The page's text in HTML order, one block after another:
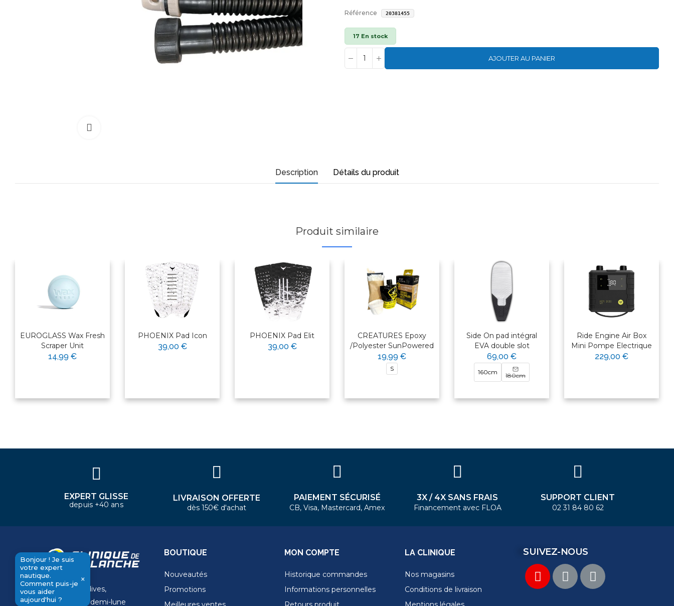
Référence 20381455
17 En stock
AJOUTER AU PANIER
Description Détails du produit
Produit similaire
EUROGLASS Wax Fresh
Scraper Unit
14,99 €
PHOENIX Pad Icon
39,00 €
PHOENIX Pad Elit
39,00 €
CREATURES Epoxy
/Polyester SunPowered
19,99 €
S
Side On pad intégral
EVA double slot
69,00 €
160cm 180cm
Ride Engine Air Box
Mini Pompe Electrique
229,00 €
Bonjour ! Je suis votre expert
send
Bonjour ! Je suis
votre expert
nautique.
Comment puis-je
vous aider
aujourd'hui ?
×
EXPERT GLISSE
depuis +40 ans
LIVRAISON OFFERTE
dès 150€ d'achat
PAIEMENT SÉCURISÉ
CB, Visa, Mastercard, Amex
3X / 4X SANS FRAIS
Financement avec FLOA
SUPPORT CLIENT
02 31 84 80 62
11 Rue de la dives,
4 Place de la demi-lune
BOUTIQUE
Nouveautés
Promotions
MON COMPTE
Historique commandes
Informations personnelles
LA CLINIQUE
Nos magasins
Conditions de livraison
SUIVEZ-NOUS